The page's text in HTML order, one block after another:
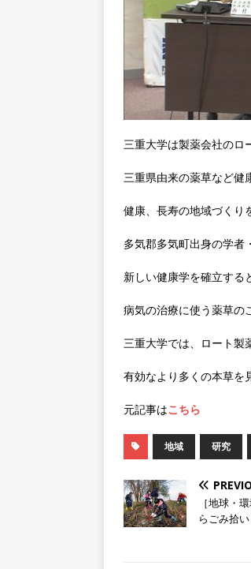
三重大学は製薬会社のロ
三重県由来の薬草など健
健康、長寿の地域づくり
多気郡多気町出身の学者
新しい健康学を確立する
病気の治療に使う薬草の
三重大学では、ロート製
有効なより多くの本草を
元記事はこちら
地域 研究
［地球・
らごみ拾